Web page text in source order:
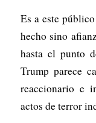
Es a este
hecho sino
hasta el punto
Trump parece
reaccionario e
actos de terror